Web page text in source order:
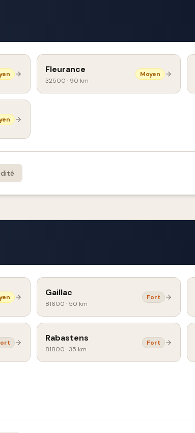
Fleurance
32500 · 90 km
Moyen
Gaillac
81600 · 50 km
Fort
Rabastens
81800 ·35 km
Fort